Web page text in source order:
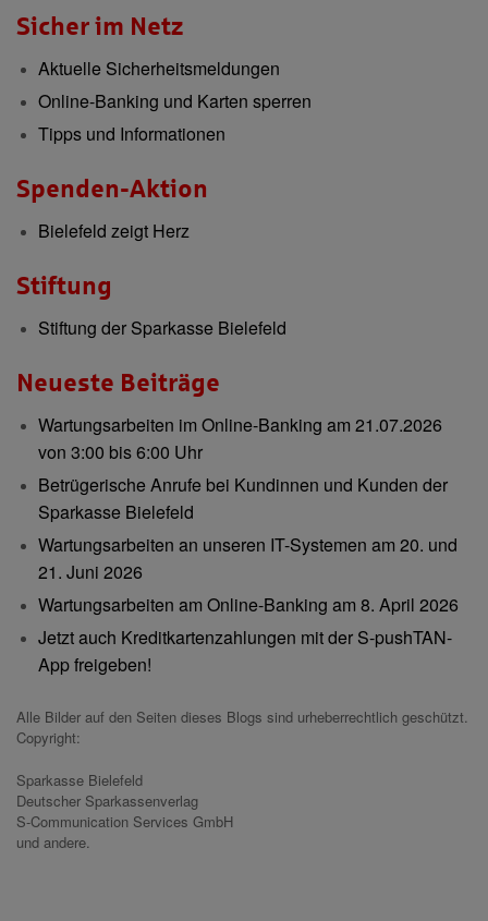
Sicher im Netz
Aktuelle Sicherheitsmeldungen
Online-Banking und Karten sperren
Tipps und Informationen
Spenden-Aktion
Bielefeld zeigt Herz
Stiftung
Stiftung der Sparkasse Bielefeld
Neueste Beiträge
Wartungsarbeiten im Online-Banking am 21.07.2026
von 3:00 bis 6:00 Uhr
Betrügerische Anrufe bei Kundinnen und Kunden der
Sparkasse Bielefeld
Wartungsarbeiten an unseren IT-Systemen am 20. und
21. Juni 2026
Wartungsarbeiten am Online-Banking am 8. April 2026
Jetzt auch Kreditkartenzahlungen mit der S-pushTAN-
App freigeben!
Alle Bilder auf den Seiten dieses Blogs sind urheberrechtlich geschützt.
Copyright:
Sparkasse Bielefeld
Deutscher Sparkassenverlag
S-Communication Services GmbH
und andere.